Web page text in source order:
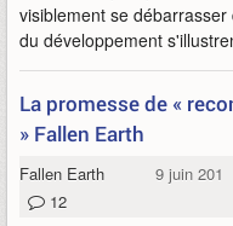
visiblement se
du développement
La promesse de «
» Fallen Earth
Fallen Earth
9 juin 2018
12